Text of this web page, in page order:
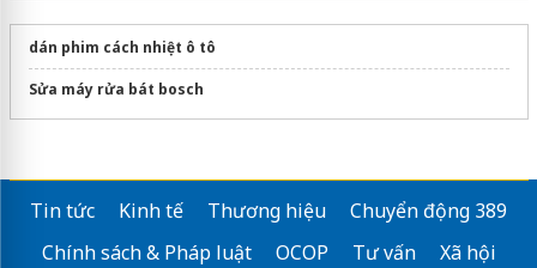
dán phim cách nhiệt ô tô
Sửa máy rửa bát bosch
Tin tức Kinh tế Thương hiệu
Chuyển động 389
Chính sách & Pháp luật
OCOP Tư vấn
Xã hội